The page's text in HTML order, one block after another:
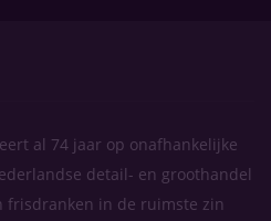
al 74 jaar op onafhankelijke
detail- en groothandel
in de ruimste zin